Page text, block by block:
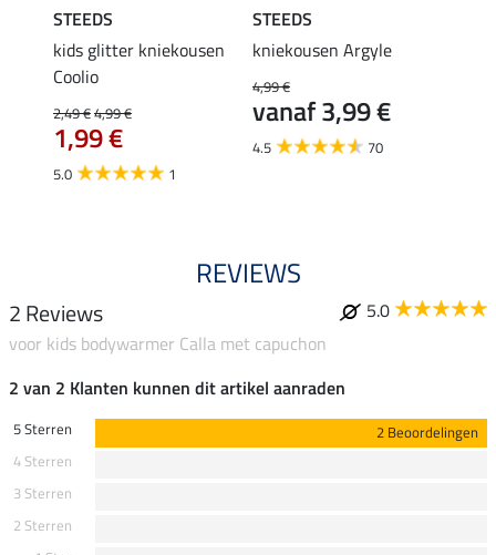
STEEDS
kids glitter kniekousen
Coolio
2,49 €4,99 €
1,99 €
5.0 1
STEEDS
kniekousen Argyle
4,99 €
vanaf 3,99 €
4.5 70
REVIEWS
2 Reviews
5.0
voor kids bodywarmer Calla met capuchon
2 van 2 Klanten kunnen dit artikel aanraden
5 Sterren
2 Beoordelingen
4 Sterren
3 Sterren
2 Sterren